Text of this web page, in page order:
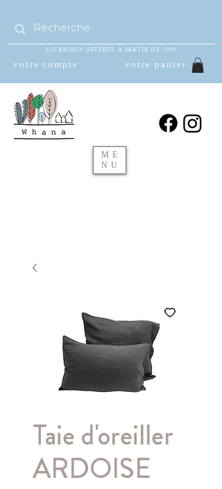
LIVRAISON OFFERTE À PARTIR DE 150€
votre compte votre panier
ME
NU
Taie d'oreiller
ARDOISE